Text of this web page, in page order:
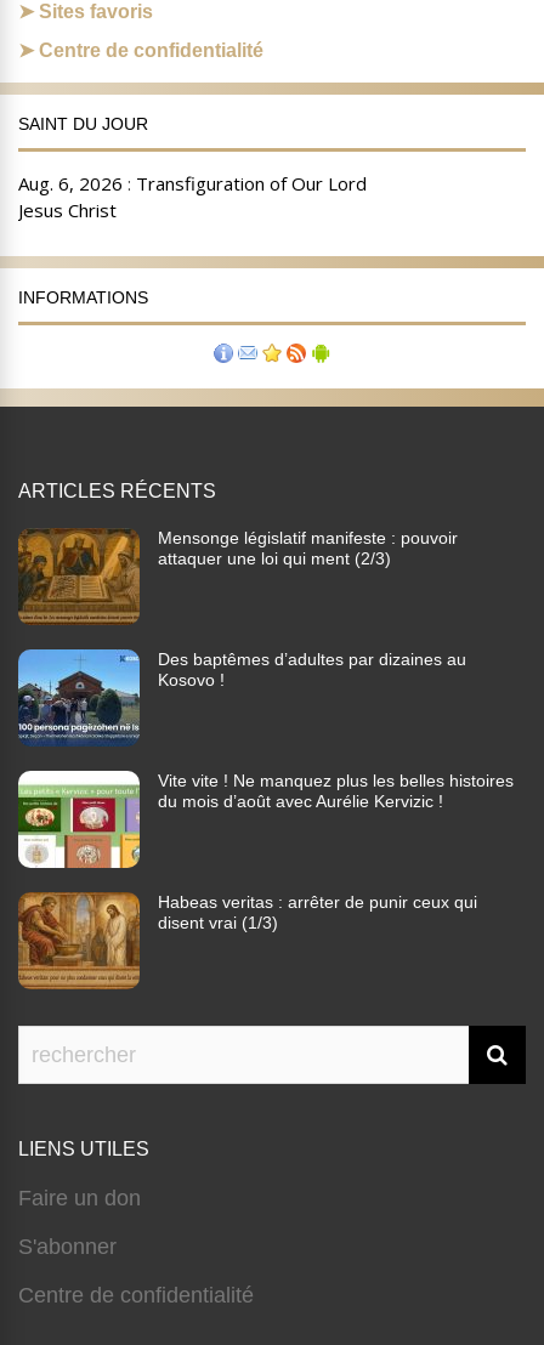
Sites favoris
Centre de confidentialité
SAINT DU JOUR
INFORMATIONS
ARTICLES RÉCENTS
Mensonge législatif manifeste : pouvoir
attaquer une loi qui ment (2/3)
Des baptêmes d’adultes par dizaines au
Kosovo !
Vite vite ! Ne manquez plus les belles histoires
du mois d’août avec Aurélie Kervizic !
Habeas veritas : arrêter de punir ceux qui
disent vrai (1/3)
LIENS UTILES
Faire un don
S'abonner
Centre de confidentialité